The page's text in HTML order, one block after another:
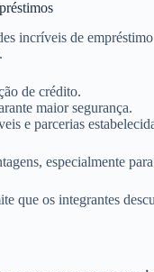
incríveis de
de crédito.
maior segurança.
e parcerias
especialmente
que os integrantes